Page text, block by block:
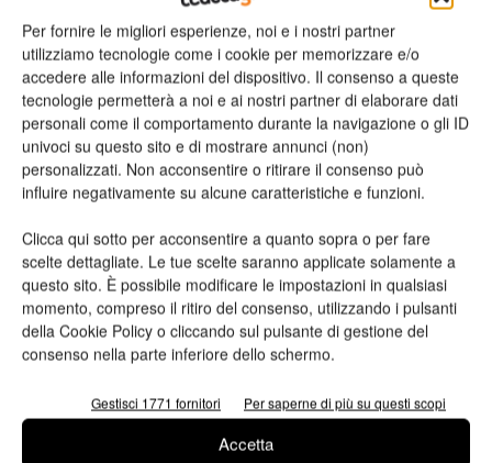
Per fornire le migliori esperienze, noi e i nostri partner
utilizziamo tecnologie come i cookie per memorizzare e/o
accedere alle informazioni del dispositivo. Il consenso a queste
tecnologie permetterà a noi e ai nostri partner di elaborare dati
personali come il comportamento durante la navigazione o gli ID
univoci su questo sito e di mostrare annunci (non)
personalizzati. Non acconsentire o ritirare il consenso può
influire negativamente su alcune caratteristiche e funzioni.
Clicca qui sotto per acconsentire a quanto sopra o per fare
scelte dettagliate. Le tue scelte saranno applicate solamente a
questo sito. È possibile modificare le impostazioni in qualsiasi
momento, compreso il ritiro del consenso, utilizzando i pulsanti
della Cookie Policy o cliccando sul pulsante di gestione del
consenso nella parte inferiore dello schermo.
Gestisci 1771 fornitori Per saperne di più su questi scopi
Accetta
Edicola Web
Iscriviti alla newsletter
Seguici su Facebook